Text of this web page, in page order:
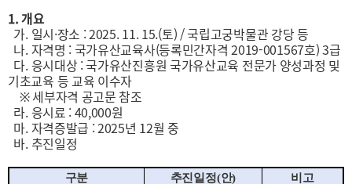
1. 개요
가. 일시·장소 : 2025. 11. 15.(토) / 국립고궁박물관 강당 등
나. 자격명 : 국가유산교육사(등록민간자격 2019-001567호) 3급
다. 응시대상 : 국가유산진흥원 국가유산교육 전문가 양성과정 및
기초교육 등 교육 이수자
※ 세부자격 공고문 참조
라. 응시료 : 40,000원
마. 자격증발급 : 2025년 12월 중
바. 추진일정
구분 추진일정(안)
비고